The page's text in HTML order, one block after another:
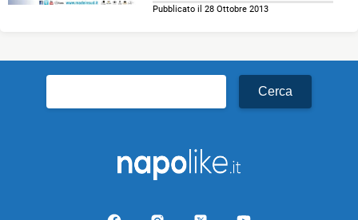
Pubblicato il 28 Ottobre 2013
per: